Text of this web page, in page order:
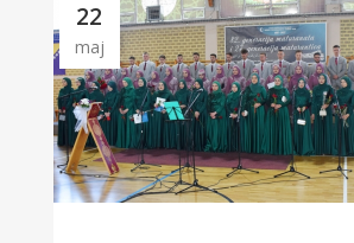
22
maj